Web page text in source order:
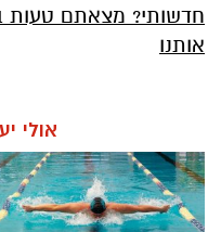
חדשותי? מצאתם
אותנו
אולי